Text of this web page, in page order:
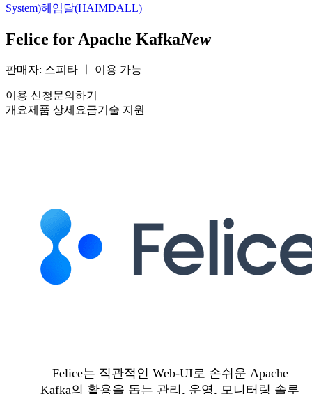
System)헤임달(HAIMDALL)
Felice for Apache KafkaNew
판매자: 스피타 이용 가능
이용 신청문의하기
개요제품 상세 요금기술 지원
Felice는 직관적인 Web-UI로 손쉬운 Apache
Kafka의 활용을 돕는 관리, 운영, 모니터링 솔루